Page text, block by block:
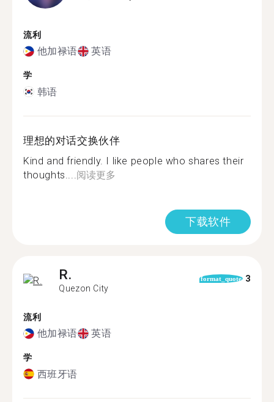
流利
他加禄语 英语
学
韩语
理想的对话交换伙伴
Kind and friendly. I like people who shares their
thoughts.... 阅读更多
下载软件
R.
Quezon City
format_quote 3
流利
他加禄语 英语
学
西班牙语